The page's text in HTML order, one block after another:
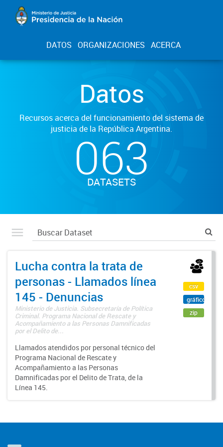
DATOS ORGANIZACIONES ACERCA
Datos
Recursos acerca del funcionamiento del sistema de
justicia de la República Argentina.
063
DATASETS
Lucha contra la trata de
personas - Llamados línea
145 - Denuncias
Ministerio de Justicia. Subsecretaría de Política
Criminal. Programa Nacional de Rescate y
Acompañamiento a las Personas Damnificadas
por el Delito de...
Llamados atendidos por personal técnico del
Programa Nacional de Rescate y
Acompañamiento a las Personas
Damnificadas por el Delito de Trata, de la
Línea 145.
csv
gráfico
zip